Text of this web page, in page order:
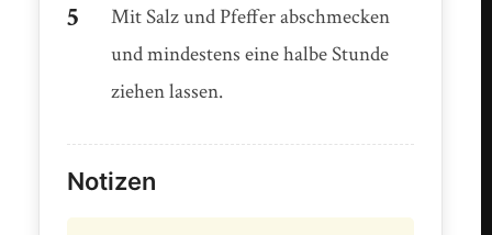
Mit Salz und Pfeffer abschmecken
und mindestens eine halbe Stunde
ziehen lassen.
Notizen